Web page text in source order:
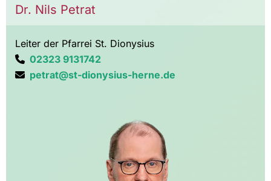
Dr. Nils Petrat
Leiter der Pfarrei St. Dionysius
 02323 9131742
 petrat@st-dionysius-herne.de